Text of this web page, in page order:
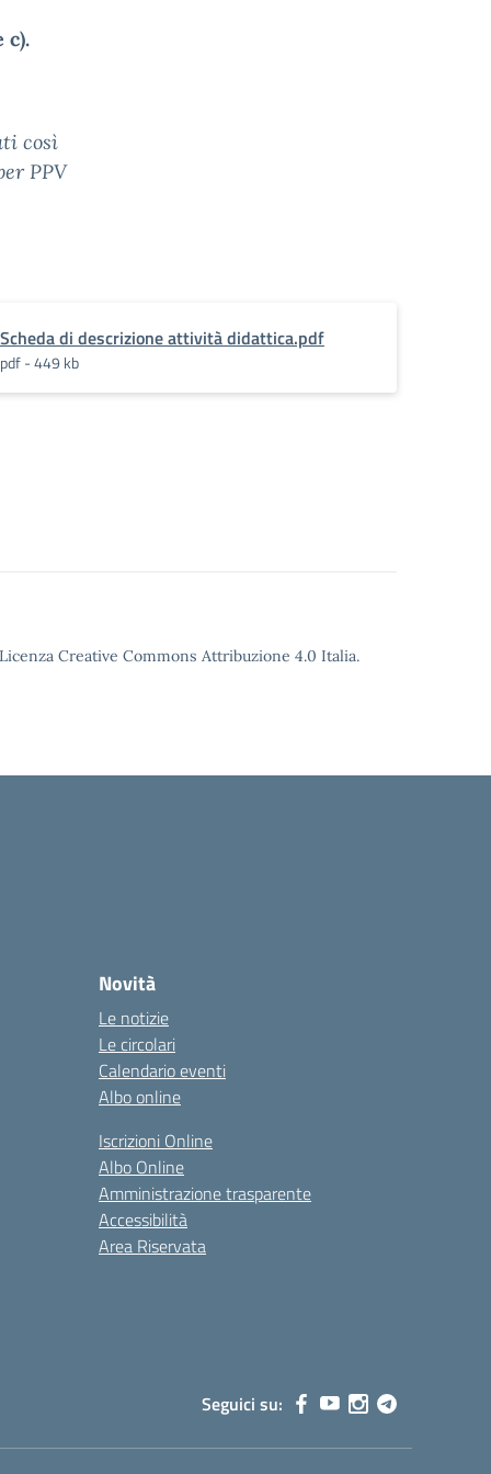
c).
così
PPV
Scheda di descrizione attività didattica.pdf
pdf - 449 kb
Creative Commons Attribuzione 4.0 Italia.
Novità
Le notizie
Le circolari
Calendario eventi
Albo online
Iscrizioni Online
Albo Online
Amministrazione trasparente
Accessibilità
Area Riservata
Seguici su: